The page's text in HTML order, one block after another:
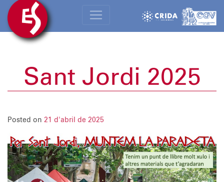
Sant Jordi 2025
Posted on 21 d'abril de 2025